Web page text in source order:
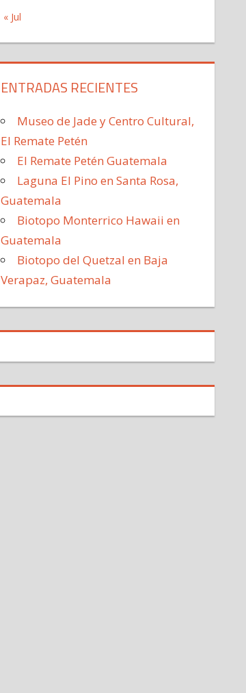
« Jul
ENTRADAS RECIENTES
Museo de Jade y Centro Cultural,
El Remate Petén
El Remate Petén Guatemala
Laguna El Pino en Santa Rosa,
Guatemala
Biotopo Monterrico Hawaii en
Guatemala
Biotopo del Quetzal en Baja
Verapaz, Guatemala